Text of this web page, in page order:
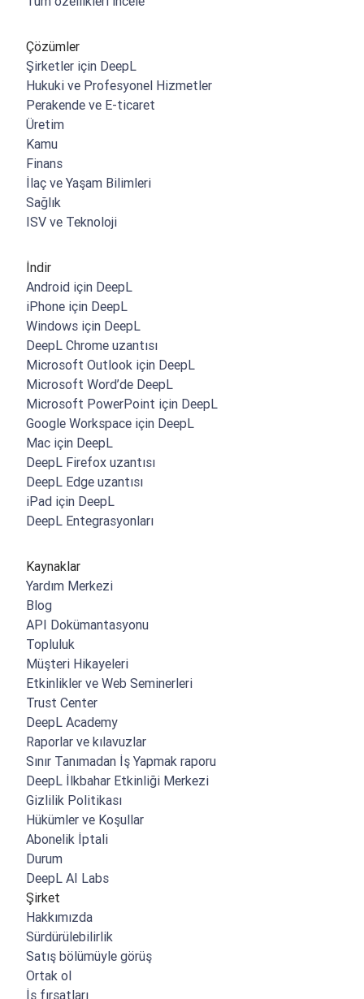
Çözümler
Şirketler için DeepL
Hukuki ve Profesyonel Hizmetler
Perakende ve E-ticaret
Üretim
Kamu
Finans
İlaç ve Yaşam Bilimleri
Sağlık
ISV ve Teknoloji
İndir
Android için DeepL
iPhone için DeepL
Windows için DeepL
DeepL Chrome uzantısı
Microsoft Outlook için DeepL
Microsoft Word’de DeepL
Microsoft PowerPoint için DeepL
Google Workspace için DeepL
Mac için DeepL
DeepL Firefox uzantısı
DeepL Edge uzantısı
iPad için DeepL
DeepL Entegrasyonları
Kaynaklar
Yardım Merkezi
Blog
API Dokümantasyonu
Topluluk
Müşteri Hikayeleri
Etkinlikler ve Web Seminerleri
Trust Center
DeepL Academy
Raporlar ve kılavuzlar
Sınır Tanımadan İş Yapmak raporu
DeepL İlkbahar Etkinliği Merkezi
Gizlilik Politikası
Hükümler ve Koşullar
Abonelik İptali
Durum
DeepL AI Labs
Şirket
Hakkımızda
Sürdürülebilirlik
Satış bölümüyle görüş
Ortak ol
İş fırsatları